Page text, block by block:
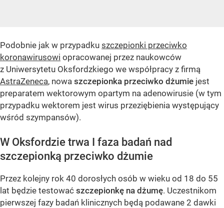
Podobnie jak w przypadku szczepionki przeciwko
koronawirusowi opracowanej przez naukowców
z Uniwersytetu Oksfordzkiego we współpracy z firmą
AstraZeneca, nowa szczepionka przeciwko dżumie jest
preparatem wektorowym opartym na adenowirusie (w tym
przypadku wektorem jest wirus przeziębienia występujący
wśród szympansów).
W Oksfordzie trwa I faza badań nad
szczepionką przeciwko dżumie
Przez kolejny rok 40 dorosłych osób w wieku od 18 do 55
lat będzie testować szczepionkę na dżumę. Uczestnikom
pierwszej fazy badań klinicznych będą podawane 2 dawki